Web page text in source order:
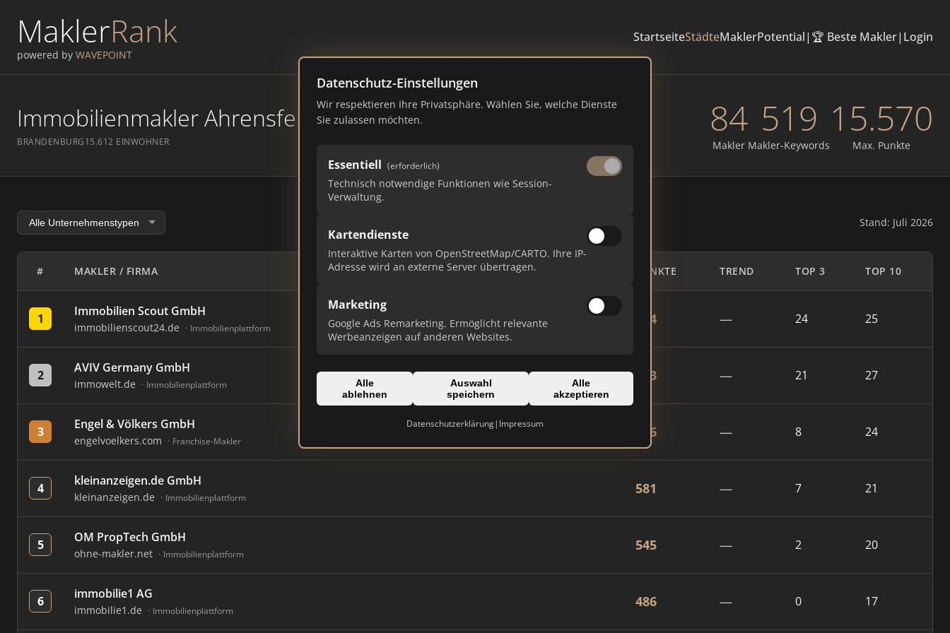
MaklerRank
powered by WAVEPOINT
StartseiteStädteMaklerPotential| 🏆 Beste Makler| Login
Datenschutz-Einstellungen
Wir respektieren Ihre Privatsphäre. Wählen Sie, welche Dienste
Sie zulassen möchten.
Essentiell (erforderlich)
Technisch notwendige Funktionen wie Session-
Verwaltung.
Kartendienste
Interaktive Karten von OpenStreetMap/CARTO. Ihre IP-
Adresse wird an externe Server übertragen.
Marketing
Google Ads Remarketing. Ermöglicht relevante
Werbeanzeigen auf anderen Websites.
Alle
ablehnen
Auswahl
speichern
Alle
akzeptieren
Datenschutzerklärung| Impressum
Immobilienmakler Ahrensfelde – Ranking Juli 2026
BRANDENBURG15.612 EINWOHNER
84
Makler
519
Makler-Keywords
15.570
Max. Punkte
Stand: Juli 2026
# MAKLER / FIRMA PUNKTE TREND TOP 3 TOP 10
1 Immobilien Scout GmbH
immobilienscout24.de Immobilienplattform
824 — 24 25
2 AVIV Germany GmbH
immowelt.de Immobilienplattform
803 — 21 27
3 Engel & Völkers GmbH
engelvoelkers.com Franchise-Makler
706 — 8 24
4 kleinanzeigen.de GmbH
kleinanzeigen.de Immobilienplattform
581 — 7 21
5 OM PropTech GmbH
ohne-makler.net Immobilienplattform
545 — 2 20
6 immobilie1 AG
immobilie1.de Immobilienplattform
486 — 0 17